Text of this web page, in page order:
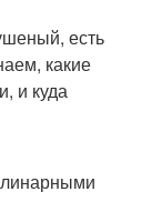
есть
какие
и куда